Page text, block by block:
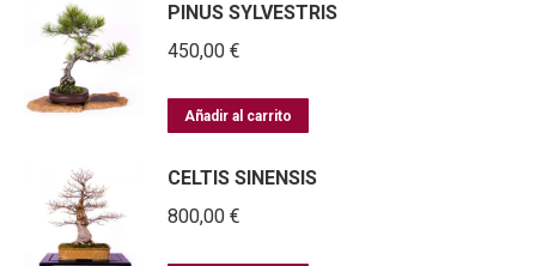
PINUS SYLVESTRIS
450,00 €
Añadir al carrito
CELTIS SINENSIS
800,00 €